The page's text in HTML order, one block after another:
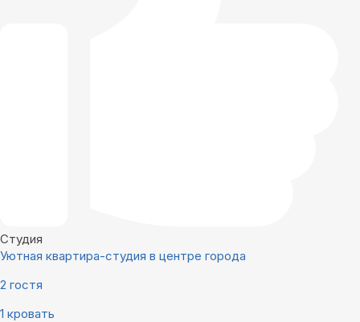
Студия
Уютная квартира-студия в центре города
2 гостя
1 кровать